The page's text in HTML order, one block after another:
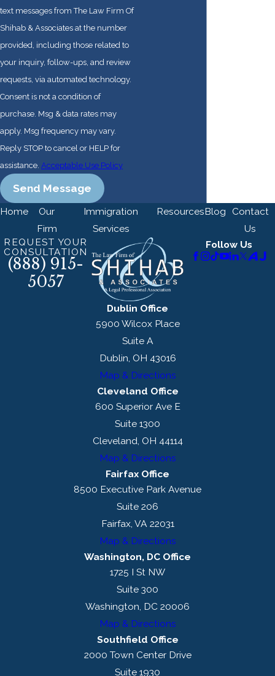
text messages from The Law Firm Of
Shihab & Associates at the number
provided, including those related to
your inquiry, follow-ups, and review
requests, via automated technology.
Consent is not a condition of
purchase. Msg & data rates may
apply. Msg frequency may vary.
Reply STOP to cancel or HELP for
assistance. Acceptable Use Policy
Send Message
Home
Our
Firm
Immigration
Services
ResourcesBlog Contact
Us
REQUEST YOUR
CONSULTATION
(888) 915-
5057
Follow Us
Dublin Office
5900 Wilcox Place
Suite A
Dublin, OH 43016
Map & Directions
Cleveland Office
600 Superior Ave E
Suite 1300
Cleveland, OH 44114
Map & Directions
Fairfax Office
8500 Executive Park Avenue
Suite 206
Fairfax, VA 22031
Map & Directions
Washington, DC Office
1725 I St NW
Suite 300
Washington, DC 20006
Map & Directions
Southfield Office
2000 Town Center Drive
Suite 1930